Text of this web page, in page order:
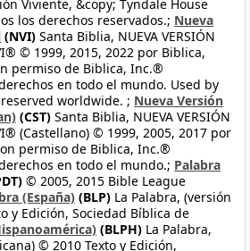
Viviente, &copy; Tyndale House
los derechos reservados.; Nueva
(NVI) Santa Biblia, NUEVA VERSIÓN
© 1999, 2015, 2022 por Biblica,
permiso de Biblica, Inc.®
en todo el mundo. Used by
worldwide. ; Nueva Versión
(CST) Santa Biblia, NUEVA VERSIÓN
(Castellano) © 1999, 2005, 2017 por
permiso de Biblica, Inc.®
en todo el mundo.; Palabra
© 2005, 2015 Bible League
(España) (BLP) La Palabra, (versión
y Edición, Sociedad Bíblica de
(BLPH) La Palabra,
© 2010 Texto y Edición,